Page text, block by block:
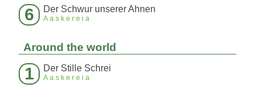
6 Der Schwur unserer Ahnen
Aaskereia
Around the world
1 Der Stille Schrei
Aaskereia